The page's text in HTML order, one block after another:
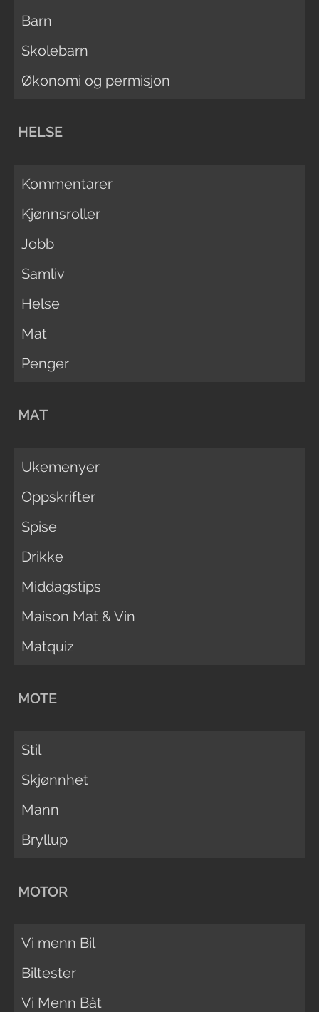
Barn
Skolebarn
Økonomi og permisjon
HELSE
Kommentarer
Kjønnsroller
Jobb
Samliv
Helse
Mat
Penger
MAT
Ukemenyer
Oppskrifter
Spise
Drikke
Middagstips
Maison Mat & Vin
Matquiz
MOTE
Stil
Skjønnhet
Mann
Bryllup
MOTOR
Vi menn Bil
Biltester
Vi Menn Båt